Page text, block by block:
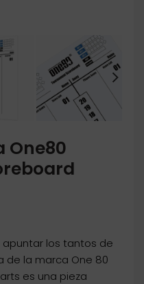
One80
apuntar los tantos de
de la marca One 80
es una pieza